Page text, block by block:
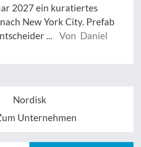
2027 ein kuratiertes
New York City. Prefab
...
Von Daniel
Nordisk
Unternehmen